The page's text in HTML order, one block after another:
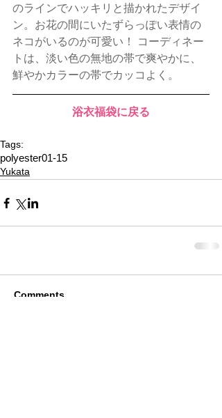
のラインでハッキリと描かれたデザイ
ン。お花の間にいたずらっぽい表情の
ネコがいるのが可愛い！ コーディネー
トは、淡い色の無地の帯で爽やかに、
鮮やかカラーの帯でカッコよく。
浴衣福袋に戻る
Tags:
polyester01-15
Yukata
Comments